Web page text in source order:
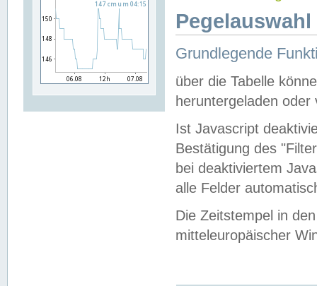
Grundlegende
über die Tabelle
heruntergeladen oder
Ist Javascript
Bestätigung des
bei deaktiviertem
alle Felder
Die Zeitstempel in
mitteleuropäischer